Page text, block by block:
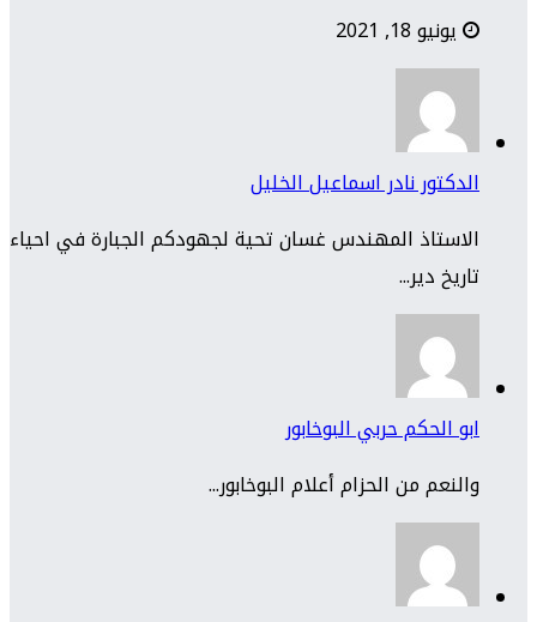
يونيو 18, 2021
الدكتور نادر اسماعيل الخليل
الاستاذ المهندس غسان تحية لجهودكم الجبارة في احياء
تاريخ دير...
ابو الحكم حربي البوخابور
والنعم من الحزام أعلام البوخابور...